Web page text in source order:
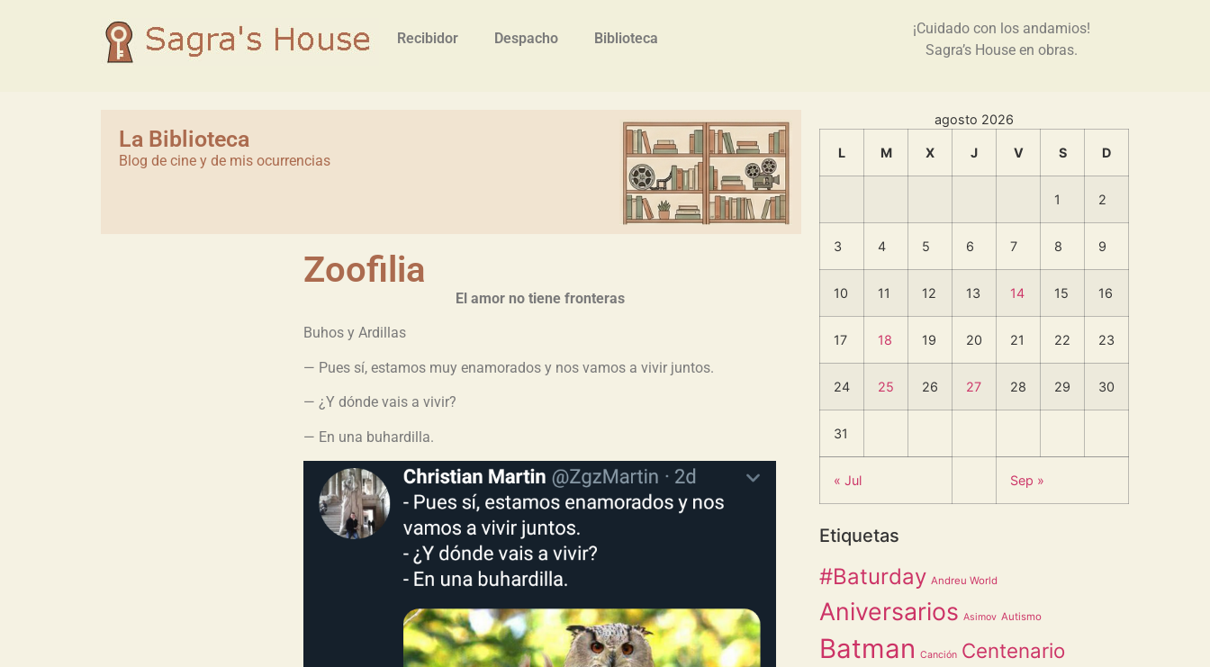
Recibidor Despacho Biblioteca
¡Cuidado con los andamios!
Sagra’s House en obras.
La Biblioteca
Blog de cine y de mis ocurrencias
Zoofilia
El amor no tiene fronteras
Buhos y Ardillas
— Pues sí, estamos muy enamorados y nos vamos a vivir juntos.
— ¿Y dónde vais a vivir?
— En una buhardilla.
agosto 2026
L M X J V S D
1 2
3 4 5 6 7 8 9
10 11 12 13 14 15 16
17 18 19 20 21 22 23
24 25 26 27 28 29 30
31
« Jul Sep »
Etiquetas
#Baturday Andreu World
Aniversarios Asimov Autismo
Batman Canción Centenario